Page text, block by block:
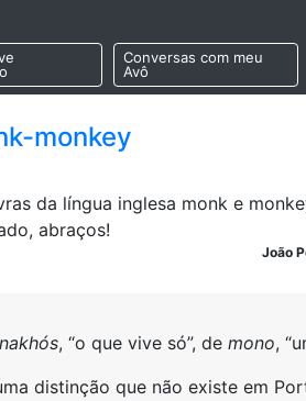
Conversas com meu
Avô
monkey
da língua inglesa monk e
abraços!
João
, “o que vive só”, de mono,
distinção que não existe em